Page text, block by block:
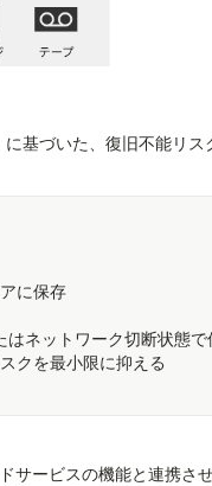
基づいた、復旧不能リス
に保存
ネットワーク切断状態で
クを最小限に抑える
サービスの機能と連携さ